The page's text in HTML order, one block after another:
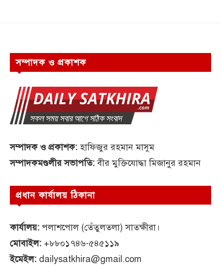
সম্পাদক ও প্রকাশক
সম্পাদক ও প্রকাশক:হাফিজুর রহমান মাসুম
সম্পাদকমণ্ডলীর সভাপতি:বীর মুক্তিযোদ্ধা মিজানুর রহমান
প্রধান কার্যালয় ঠিকানা
কার্যালয়: পলাশপোল (তেঁতুলতলা) সাতক্ষীরা।
মোবাইল: +৮৮০১৭৪৬-৫৪৫১১৯
ইমেইল: dailysatkhira@gmail.com